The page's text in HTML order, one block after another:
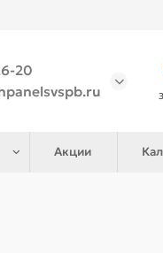
20
Акции